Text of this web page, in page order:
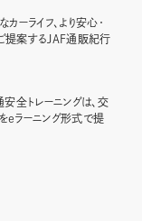
ーライフ、より安心・
提案するJAF通販紀行
安全トレーニングは、交
eラーニング形式で提